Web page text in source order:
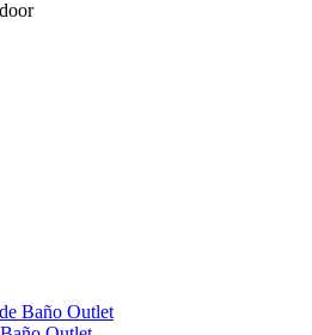
Baño Outlet